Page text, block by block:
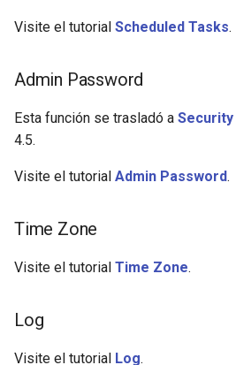
Visite el tutorial Scheduled Tasks.
Admin Password
Esta función se trasladó a Security
4.5.
Visite el tutorial Admin Password.
Time Zone
Visite el tutorial Time Zone.
Log
Visite el tutorial Log.